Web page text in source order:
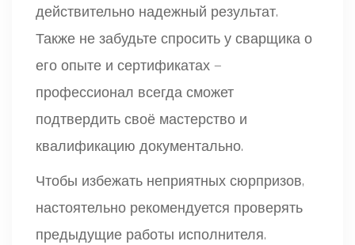
действительно надежный результат.
Также не забудьте спросить у сварщика о
его опыте и сертификатах —
профессионал всегда сможет
подтвердить своё мастерство и
квалификацию документально.
Чтобы избежать неприятных сюрпризов,
настоятельно рекомендуется проверять
предыдущие работы исполнителя.